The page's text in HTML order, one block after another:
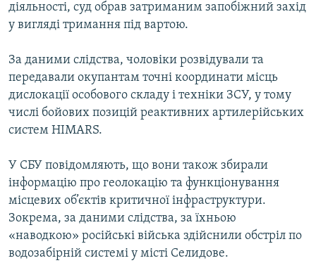
Усі сайти RFE/RL
діяльності, суд обрав затриманим запобіжний захід
у вигляді тримання під вартою.
За даними слідства, чоловіки розвідували та
передавали окупантам точні координати місць
дислокації особового складу і техніки ЗСУ, у тому
числі бойових позицій реактивних артилерійських
систем HIMARS.
У СБУ повідомляють, що вони також збирали
інформацію про геолокацію та функціонування
місцевих об’єктів критичної інфраструктури.
Зокрема, за даними слідства, за їхньою
«наводкою» російські війська здійснили обстріл по
водозабірній системі у місті Селидове.